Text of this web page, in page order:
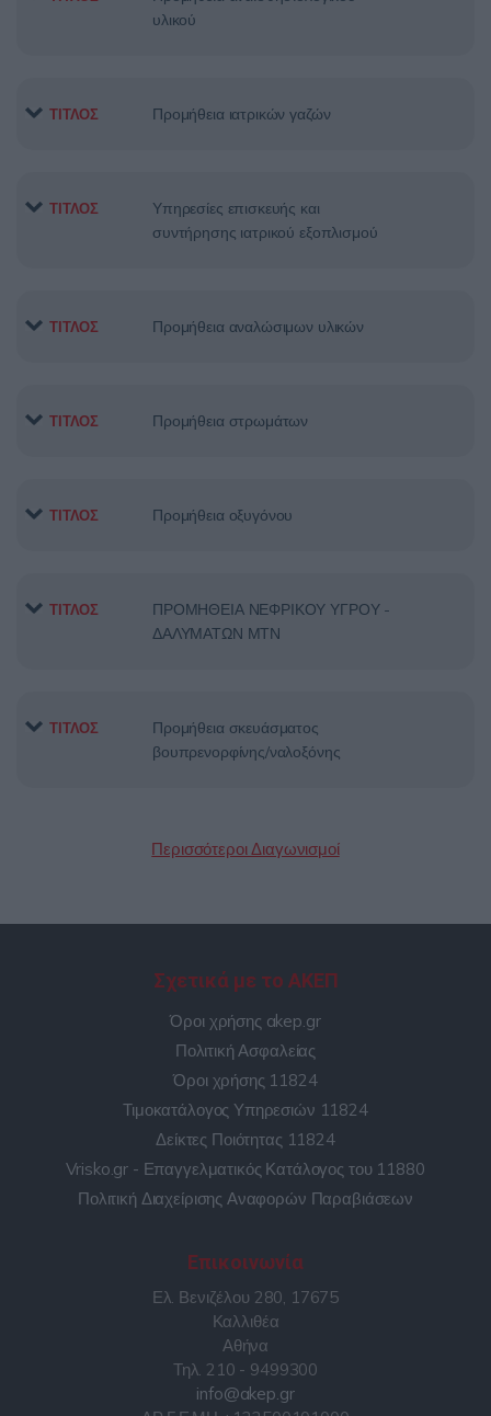
υλικού
ΤΙΤΛΟΣ Προμήθεια ιατρικών γαζών
ΤΙΤΛΟΣ
Υπηρεσίες επισκευής και
συντήρησης ιατρικού εξοπλισμού
ΤΙΤΛΟΣ Προμήθεια αναλώσιμων υλικών
ΤΙΤΛΟΣ Προμήθεια στρωμάτων
ΤΙΤΛΟΣ Προμήθεια οξυγόνου
ΤΙΤΛΟΣ
ΠΡΟΜΗΘΕΙΑ ΝΕΦΡΙΚΟΥ ΥΓΡΟΥ ­
ΔΑΛΥΜΑΤΩΝ ΜΤΝ
ΤΙΤΛΟΣ
Προμήθεια σκευάσματος
βουπρενορφίνης/ναλοξόνης
Περισσότεροι Διαγωνισμοί
Σχετικά με το ΑΚΕΠ
Όροι χρήσης akep.gr
Πολιτική Ασφαλείας
Όροι χρήσης 11824
Τιμοκατάλογος Υπηρεσιών 11824
Δείκτες Ποιότητας 11824
Vrisko.gr - Επαγγελματικός Κατάλογος του 11880
Πολιτική Διαχείρισης Αναφορών Παραβιάσεων
Επικοινωνία
Ελ. Βενιζέλου 280, 17675
Καλλιθέα
Αθήνα
Τηλ. 210 - 9499300
info@akep.gr